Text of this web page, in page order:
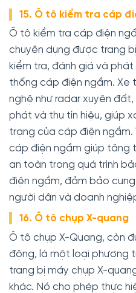
15. Ô tô kiểm tra cáp
Ô tô kiểm tra cáp điện
chuyên dụng được trang
kiểm tra, đánh giá và
thống cáp điện ngầm. Xe
nghệ như radar xuyên
phát và thu tín hiệu, giúp
trạng của cáp điện ngầm.
cáp điện ngầm giúp tăng
an toàn trong quá trình
điện ngầm, đảm bảo
người dân và doanh
16. Ô tô chụp X-quang
Ô tô chụp X-Quang, còn
động, là một loại phương
trang bị máy chụp X-
khác. Nó cho phép thực